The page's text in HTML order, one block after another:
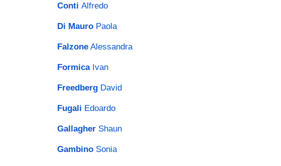
Conti Alfredo
Di Mauro Paola
Falzone Alessandra
Formica Ivan
Freedberg David
Fugali Edoardo
Gallagher Shaun
Gambino Sonia